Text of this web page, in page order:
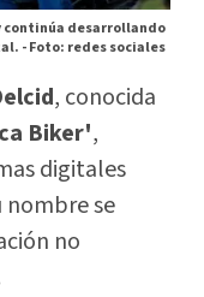
continúa desarrollando
-Foto: redes sociales
, conocida
Biker',
digitales
nombre se
no